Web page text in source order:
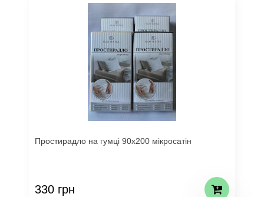
Простирадло на гумці 90х200 мікросатін
330 грн